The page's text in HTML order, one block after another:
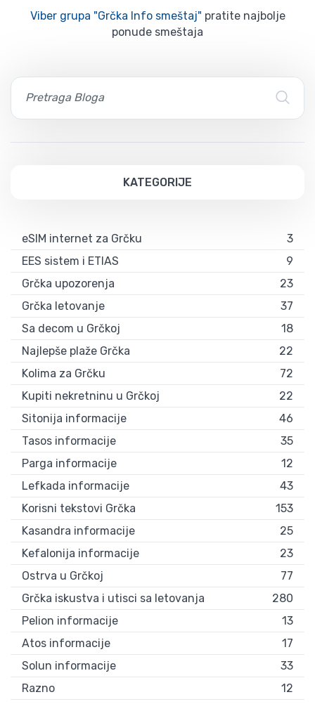
Viber grupa "Grčka Info smeštaj" pratite najbolje
ponude smeštaja
KATEGORIJE
eSIM internet za Grčku
3
EES sistem i ETIAS
9
Grčka upozorenja
23
Grčka letovanje
37
Sa decom u Grčkoj
18
Najlepše plaže Grčka
22
Kolima za Grčku
72
Kupiti nekretninu u Grčkoj
22
Sitonija informacije
46
Tasos informacije
35
Parga informacije
12
Lefkada informacije
43
Korisni tekstovi Grčka
153
Kasandra informacije
25
Kefalonija informacije
23
Ostrva u Grčkoj
77
Grčka iskustva i utisci sa letovanja
280
Pelion informacije
13
Atos informacije
17
Solun informacije
33
Razno
12